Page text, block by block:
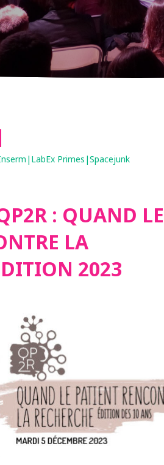
Primes|Spacejunk
: QUAND LE
LA
2023